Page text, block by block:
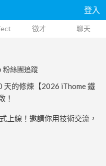
登入
徵才 聊天
粉絲團追蹤
天的修煉【2026 iThome 鐵
！
上線！邀請你用技術交流，